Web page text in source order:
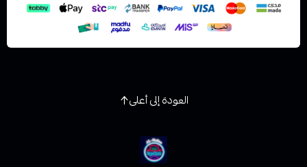
العودة إلى أعلى